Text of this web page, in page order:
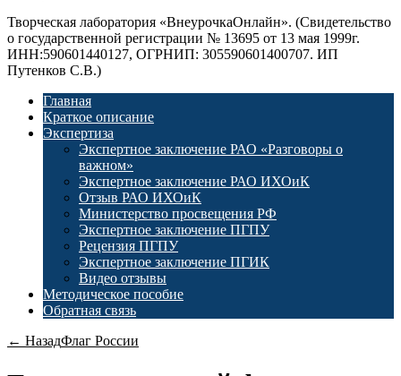
Творческая лаборатория «ВнеурочкаОнлайн». (Свидетельство
о государственной регистрации № 13695 от 13 мая 1999г.
ИНН:590601440127, ОГРНИП: 305590601400707. ИП
Путенков С.В.)
Главная
Краткое описание
Экспертиза
Экспертное заключение РАО «Разговоры о
важном»
Экспертное заключение РАО ИХОиК
Отзыв РАО ИХОиК
Министерство просвещения РФ
Экспертное заключение ПГПУ
Рецензия ПГПУ
Экспертное заключение ПГИК
Видео отзывы
Методическое пособие
Обратная связь
← НазадФлаг России